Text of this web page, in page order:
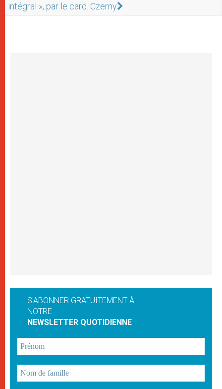
intégral », par le card. Czerny
S'ABONNER GRATUITEMENT À
NOTRE
NEWSLETTER QUOTIDIENNE